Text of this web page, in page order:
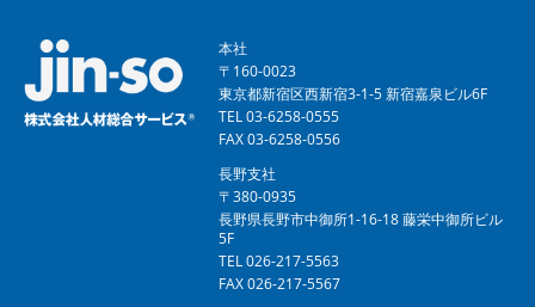
本社
〒160-0023
東京都新宿区西新宿3-1-5 新宿嘉泉ビル6F
TEL 03-6258-0555
FAX 03-6258-0556
長野支社
〒380-0935
長野県長野市中御所1-16-18 藤栄中御所ビル
5F
TEL 026-217-5563
FAX 026-217-5567